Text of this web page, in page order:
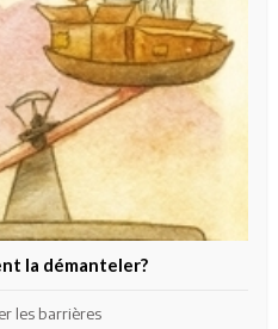
la démanteler?
les barrières